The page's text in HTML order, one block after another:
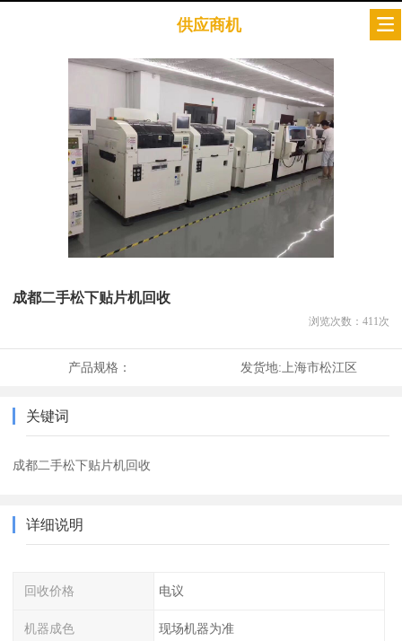
供应商机
成都二手松下贴片机回收
浏览次数： 411 次
产品规格： 发货地:上海市松江区
关键词
成都二手松下贴片机回收
详细说明
回收价格 电议
机器成色 现场机器为准